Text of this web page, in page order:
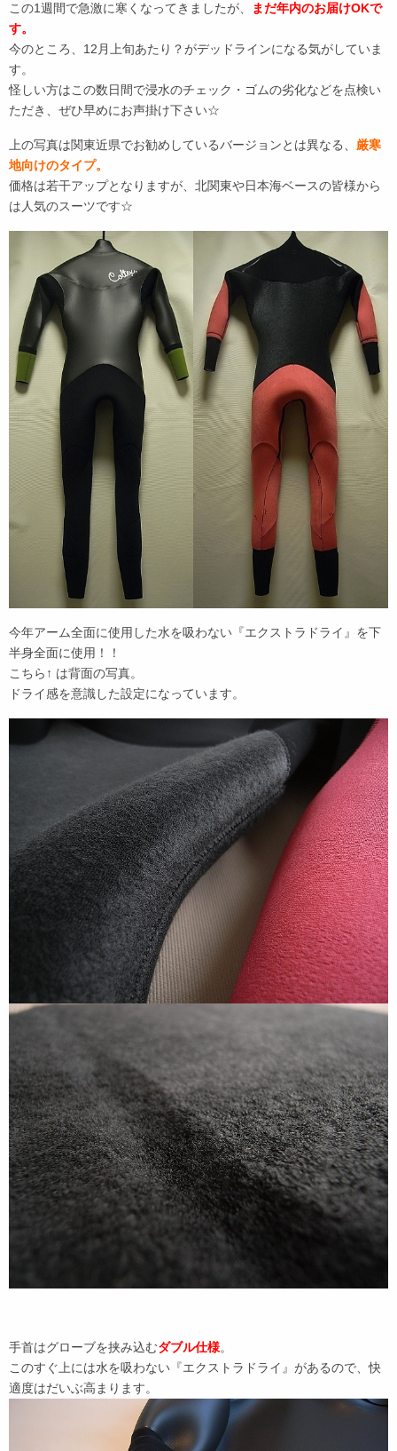
この1週間で急激に寒くなってきましたが、
まだ年内のお届けOKで
す。
今のところ、12月上旬あたり？がデッドラインになる気がしていま
す。
怪しい方はこの数日間で浸水のチェック・ゴムの劣化などを点検い
ただき、ぜひ早めにお声掛け下さい☆
上の写真は関東近県でお勧めしているバージョンとは異なる、 厳寒
地向けのタイプ。
価格は若干アップとなりますが、北関東や日本海ベースの皆様から
は人気のスーツです☆
今年アーム全面に使用した水を吸わない『エクストラドライ』を下
半身全面に使用！！
こちら↑ は背面の写真。
ドライ感を意識した設定になっています。
手首はグローブを挟み込むダブル仕様。
このすぐ上には水を吸わない『エクストラドライ』があるので、快
適度はだいぶ高まります。